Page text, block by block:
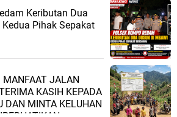
Keributan Dua
Pihak Sepakat
MANFAAT JALAN
KASIH KEPADA
DAN MINTA KELUHAN